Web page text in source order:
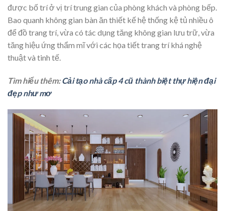
được bố trí ở vị trí trung gian của phòng khách và phòng bếp.
Bao quanh không gian bàn ăn thiết kế hệ thống kệ tủ nhiều ô
để đồ trang trí, vừa có tác dụng tăng không gian lưu trữ, vừa
tăng hiệu ứng thẩm mĩ với các họa tiết trang trí khá nghệ
thuật và tinh tế.
Tìm hiểu thêm:Cải tạo nhà cấp 4 cũ thành biệt thự hiện đại
đẹp như mơ